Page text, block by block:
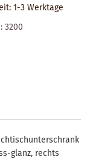
1-3 Werktage
3200
glanz, rechts